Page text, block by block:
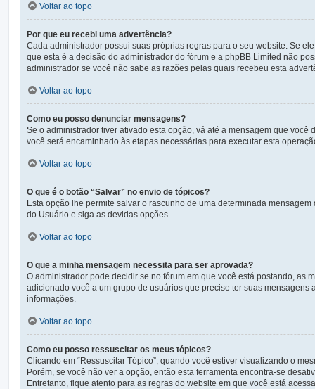
Voltar ao topo
Por que eu recebi uma advertência?
Cada administrador possui suas próprias regras para o seu website. Se
que esta é a decisão do administrador do fórum e a phpBB Limited não
administrador se você não sabe as razões pelas quais recebeu esta
Voltar ao topo
Como eu posso denunciar mensagens?
Se o administrador tiver ativado esta opção, vá até a mensagem que
você será encaminhado às etapas necessárias para executar esta
Voltar ao topo
O que é o botão “Salvar” no envio de tópicos?
Esta opção lhe permite salvar o rascunho de uma determinada
do Usuário e siga as devidas opções.
Voltar ao topo
O que a minha mensagem necessita para ser aprovada?
O administrador pode decidir se no fórum em que você está postando, as
adicionado você a um grupo de usuários que precise ter suas
informações.
Voltar ao topo
Como eu posso ressuscitar os meus tópicos?
Clicando em “Ressuscitar Tópico”, quando você estiver visualizando o
Porém, se você não ver a opção, então esta ferramenta encontra-se
Entretanto, fique atento para as regras do website em que você está